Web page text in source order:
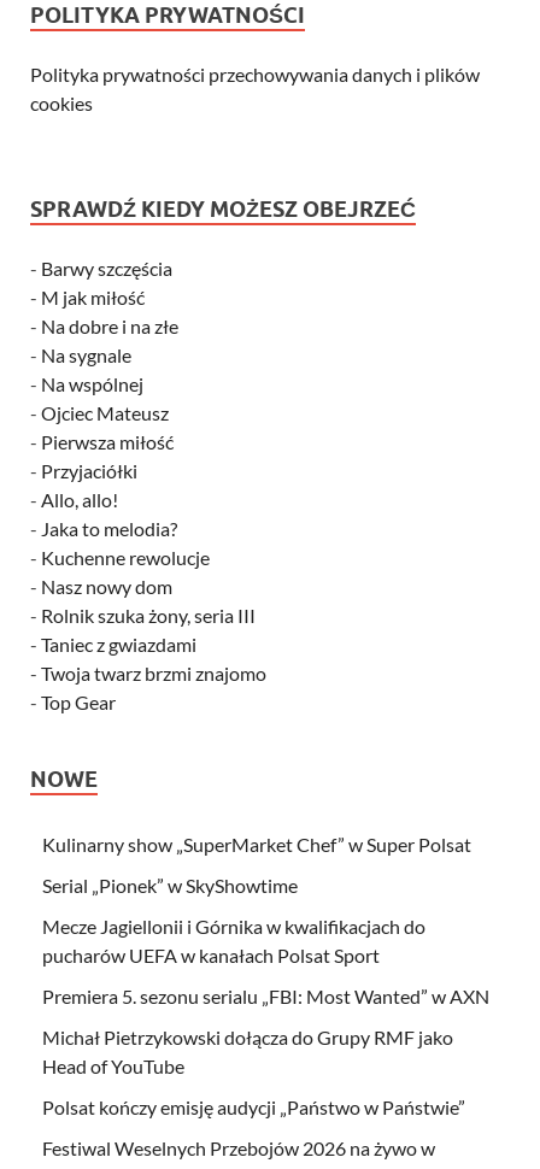
POLITYKA PRYWATNOŚCI
Polityka prywatności przechowywania danych i plików
cookies
SPRAWDŹ KIEDY MOŻESZ OBEJRZEĆ
- Barwy szczęścia
- M jak miłość
- Na dobre i na złe
- Na sygnale
- Na wspólnej
- Ojciec Mateusz
- Pierwsza miłość
- Przyjaciółki
- Allo, allo!
- Jaka to melodia?
- Kuchenne rewolucje
- Nasz nowy dom
- Rolnik szuka żony, seria III
- Taniec z gwiazdami
- Twoja twarz brzmi znajomo
- Top Gear
NOWE
Kulinarny show „SuperMarket Chef” w Super Polsat
Serial „Pionek” w SkyShowtime
Mecze Jagiellonii i Górnika w kwalifikacjach do
pucharów UEFA w kanałach Polsat Sport
Premiera 5. sezonu serialu „FBI: Most Wanted” w AXN
Michał Pietrzykowski dołącza do Grupy RMF jako
Head of YouTube
Polsat kończy emisję audycji „Państwo w Państwie”
Festiwal Weselnych Przebojów 2026 na żywo w